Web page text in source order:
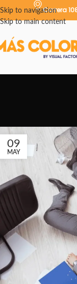
Skip to navigation
Skip to main content
Carrera
09
MAY